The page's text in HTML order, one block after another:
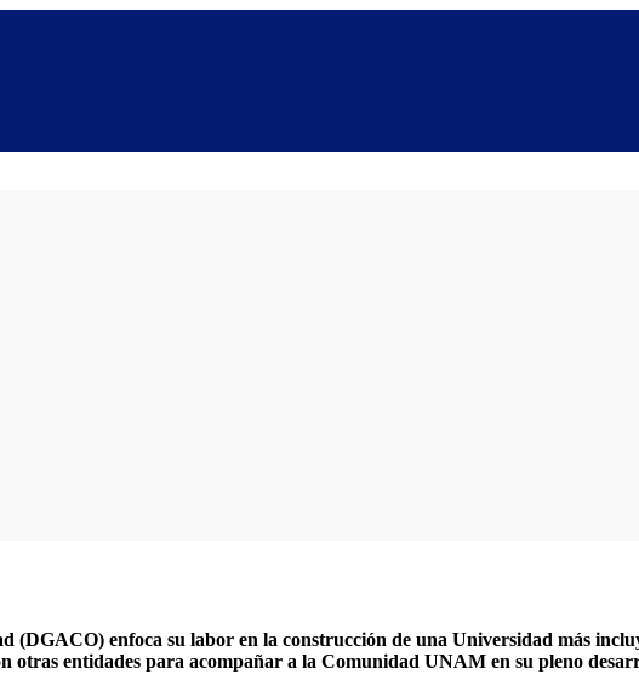
(DGACO) enfoca su labor en la construcción de una Universidad más
otras entidades para acompañar a la Comunidad UNAM en su pleno